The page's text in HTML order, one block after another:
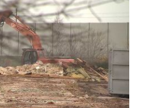
areálů rozvoj, nyní
krajiny přináší. Příklad
poučení, jaké důsledky
obce podél budoucích